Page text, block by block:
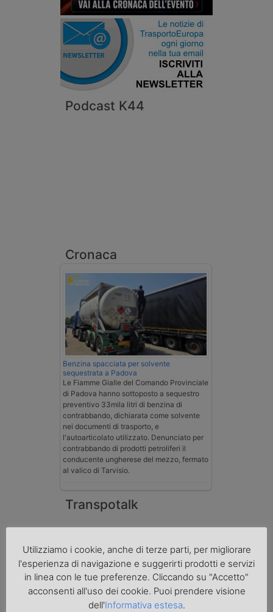
Podcast K44
Cronaca
Benzina spacciata per solvente
sequestrata a Padova
Le Fiamme Gialle del Comando Provinciale
di Padova hanno sottoposto a sequestro
preventivo 33mila litri di benzina di
contrabbando, dichiarata come solvente
nei documenti di trasporto, e
l'autoarticolato utilizzato. Denunciato per
contrabbando di prodotti petroliferi il
conducente ungherese del mezzo, fermato
al valico di Tarvisio.
Transpotalk
Utilizziamo i cookie, anche di terze parti, per migliorare
l'esperienza di navigazione e suggerirti prodotti e servizi
in linea con le tue preferenze. Cliccando su "Accetto"
acconsenti all'uso dei cookie. Puoi prendere visione
dell'Informativa estesa.